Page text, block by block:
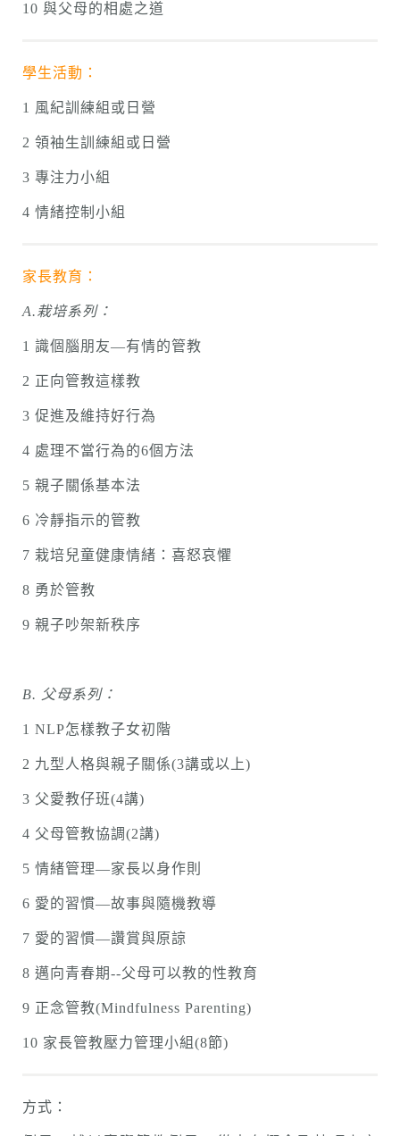
10 與父母的相處之道
學生活動：
1 風紀訓練組或日營
2 領袖生訓練組或日營
3 專注力小組
4 情緒控制小組
家長教育：
A.栽培系列：
1 識個腦朋友—有情的管教
2 正向管教這樣教
3 促進及維持好行為
4 處理不當行為的6個方法
5 親子關係基本法
6 冷靜指示的管教
7 栽培兒童健康情緒：喜怒哀懼
8 勇於管教
9 親子吵架新秩序
B. 父母系列：
1 NLP怎樣教子女初階
2 九型人格與親子關係(3講或以上)
3 父愛教仔班(4講)
4 父母管教協調(2講)
5 情緒管理—家長以身作則
6 愛的習慣—故事與隨機教導
7 愛的習慣—讚賞與原諒
8 邁向青春期--父母可以教的性教育
9 正念管教(Mindfulness Parenting)
10 家長管教壓力管理小組(8節)
方式：